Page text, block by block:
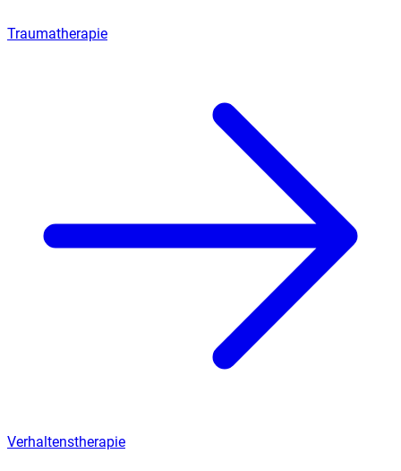
Traumatherapie
Verhaltenstherapie